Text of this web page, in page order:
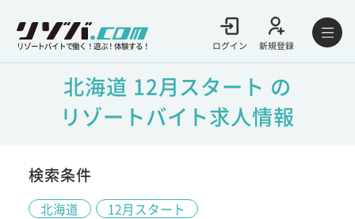
リゾートバイトで働く！遊ぶ！体験する！ ログイン 新規登録
北海道 12月スタート の
リゾートバイト求人情報
検索条件
北海道 12月スタート